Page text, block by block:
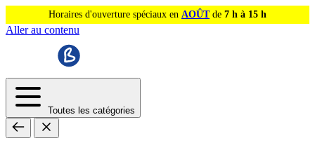
Horaires d'ouverture spéciaux en AOÛTde 7 h à 15 h
Aller au contenu
Toutes les catégories